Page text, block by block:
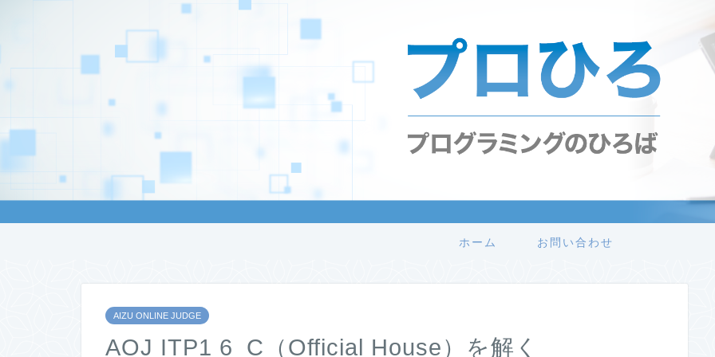
ホーム お問い合わせ
AIZU ONLINE JUDGE
AOJ ITP1 6_C（Official House）を解く